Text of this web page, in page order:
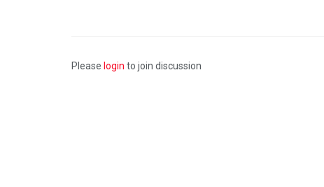
Please login to join discussion